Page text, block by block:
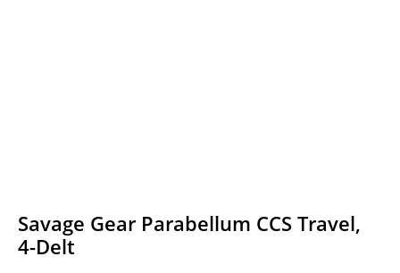
Savage Gear Parabellum CCS Travel,
4-Delt